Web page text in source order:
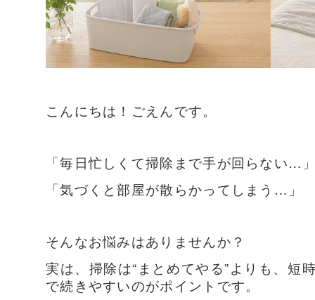
こんにちは！ごえんです。
「毎日忙しくて掃除まで手が回らない…
「気づくと部屋が散らかってしまう…」
そんなお悩みはありませんか？
実は、掃除は“まとめてやる”よりも、短
で続きやすいのがポイントです。